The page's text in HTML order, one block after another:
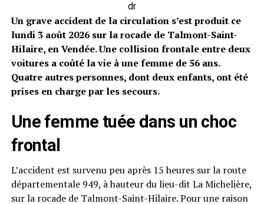
dr
Un grave accident de la circulation s’est produit ce
lundi 3 août 2026 sur la rocade de Talmont-Saint-
Hilaire, en Vendée. Une collision frontale entre deux
voitures a coûté la vie à une femme de 56 ans.
Quatre autres personnes, dont deux enfants, ont été
prises en charge par les secours.
Une femme tuée dans un choc
frontal
L’accident est survenu peu après 15 heures sur la route
départementale 949, à hauteur du lieu-dit La Michelière,
sur la rocade de Talmont-Saint-Hilaire. Pour une raison